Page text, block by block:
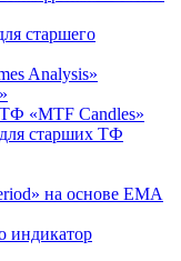
старшего
Analysis»
«MTF Candles»
старших ТФ
на основе EMA
индикатор